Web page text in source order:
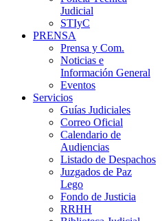
Judicial
STIyC
PRENSA
Prensa y Com.
Noticias e
Información General
Eventos
Servicios
Guías Judiciales
Correo Oficial
Calendario de
Audiencias
Listado de Despachos
Juzgados de Paz
Lego
Fondo de Justicia
RRHH